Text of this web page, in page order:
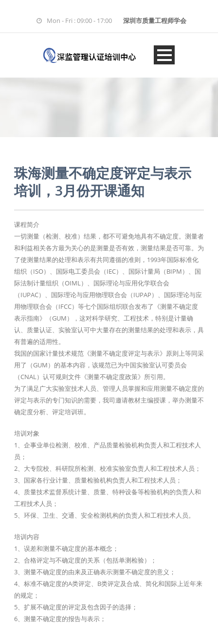
Mon - Fri : 09:00 - 17:00 深圳市质量工程师学会
珠海测量不确定度评定与表示
培训，3月份开课通知
课程简介
一切测量（检测、校准）结果，都不可避免地具有不确定度。测量者
和利益相关各方最为关心的是测量是否有效，测量结果是否可靠。为
了使测量结果的处理和表示有共同遵循的准则，1993年国际标准化
组织（ISO）、国际电工委员会（IEC）、国际计量局（BIPM）、国
际法制计量组织（OIML）、国际理论与应用化学联合会
（IUPAC）、国际理论与应用物理联合会（IUPAP）、国际理论与应
用物理联合会（IFCC）等七个国际组织联合发布了《测量不确定度
表示指南》（GUM），这对科学研究、工程技术，特别是计量确
认、质量认证、实验室认可中大量存在的测量结果的处理和表示，具
有普遍的适用性。
我国的国家计量技术规范《测量不确定度评定与表示》原则上等同采
用了（GUM）的基本内容，该规范已为中国实验室认可委员会
（CNAL）认可规则文件《测量不确定度政策》所引用。
为了满足广大实验室技术人员、管理人员掌握和应用测量不确定度的
评定与表示的专门知识的需要，我司邀请教材主编授课，举办测量不
确定度分析、评定培训班。
培训对象
1、企事业单位检测、校准、产品质量检验机构负责人和工程技术人
员；
2、大专院校、科研院所检测、校准实验室负责人和工程技术人员；
3、国家各行业计量、质量检验机构负责人和工程技术人员；
4、质量技术监督系统计量、质量、特种设备等检验机构的负责人和
工程技术人员；
5、环保、卫生、交通、安全检测机构的负责人和工程技术人员。
培训内容
1、误差和测量不确定度的基本概念；
2、合格评定与不确定度的关系（包括单测检验）；
3、测量不确定度的由来及正确表示测量不确定度的意义；
4、标准不确定度的A类评定、B类评定及合成、简化和国际上近年来
的规定；
5、扩展不确定度的评定及包含因子的选择；
6、测量不确定度的报告与表示；